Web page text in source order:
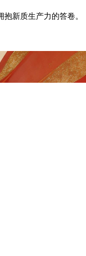
新质生产力的答卷。